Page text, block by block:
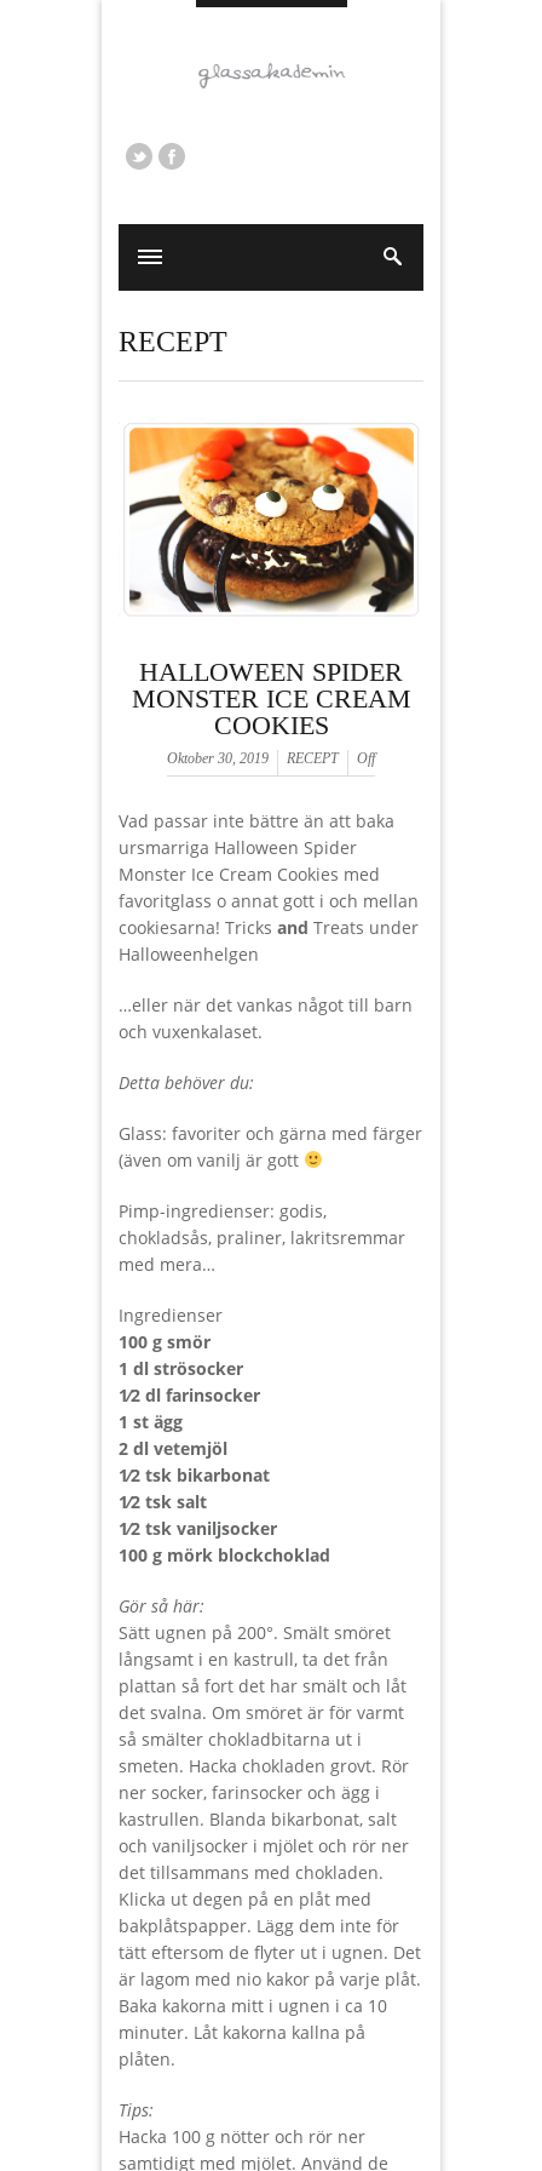
RECEPT
HALLOWEEN SPIDER
MONSTER ICE CREAM
COOKIES
Oktober 30, 2019 RECEPT Off
Vad passar inte bättre än att baka
ursmarriga Halloween Spider
Monster Ice Cream Cookies med
favoritglass o annat gott i och mellan
cookiesarna! Tricks and Treats under
Halloweenhelgen
…eller när det vankas något till barn
och vuxenkalaset.
Detta behöver du:
Glass: favoriter och gärna med färger
(även om vanilj är gott
Pimp-ingredienser: godis,
chokladsås, praliner, lakritsremmar
med mera…
Ingredienser
100 g smör
1 dl strösocker
1⁄2 dl farinsocker
1 st ägg
2 dl vetemjöl
1⁄2 tsk bikarbonat
1⁄2 tsk salt
1⁄2 tsk vaniljsocker
100 g mörk blockchoklad
Gör så här:
Sätt ugnen på 200°. Smält smöret
långsamt i en kastrull, ta det från
plattan så fort det har smält och låt
det svalna. Om smöret är för varmt
så smälter chokladbitarna ut i
smeten. Hacka chokladen grovt. Rör
ner socker, farinsocker och ägg i
kastrullen. Blanda bikarbonat, salt
och vaniljsocker i mjölet och rör ner
det tillsammans med chokladen.
Klicka ut degen på en plåt med
bakplåtspapper. Lägg dem inte för
tätt eftersom de flyter ut i ugnen. Det
är lagom med nio kakor på varje plåt.
Baka kakorna mitt i ugnen i ca 10
minuter. Låt kakorna kallna på
plåten.
Tips:
Hacka 100 g nötter och rör ner
samtidigt med mjölet. Använd de